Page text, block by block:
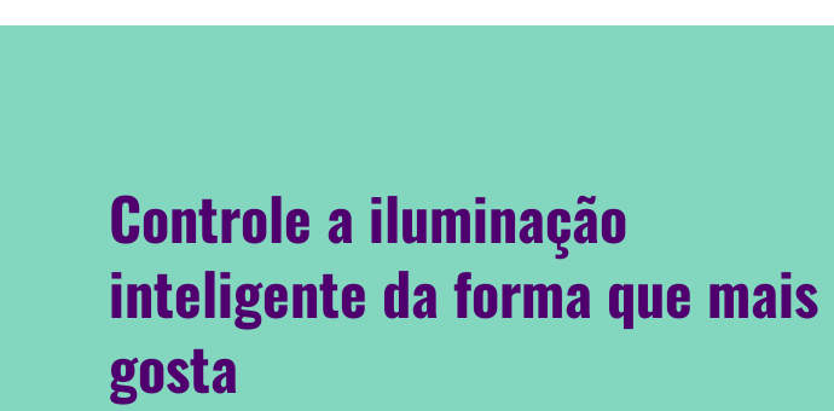
Controle a iluminação
inteligente da forma que mais
gosta